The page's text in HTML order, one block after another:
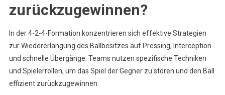
zurückzugewinnen?
In der 4-2-4-Formation konzentrieren sich effektive Strategien
zur Wiedererlangung des Ballbesitzes auf Pressing, Interception
und schnelle Übergänge. Teams nutzen spezifische Techniken
und Spielerrollen, um das Spiel der Gegner zu stören und den Ball
effizient zurückzugewinnen.